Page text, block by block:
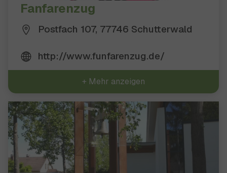
Fanfarenzug
Postfach 107, 77746 Schutterwald
http://www.funfarenzug.de/
+ Mehr anzeigen